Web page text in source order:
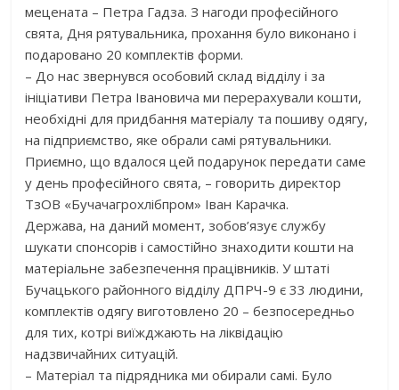
мецената – Петра Гадза. З нагоди професійного
свята, Дня рятувальника, прохання було виконано і
подаровано 20 комплектів форми.
– До нас звернувся особовий склад відділу і за
ініціативи Петра Івановича ми перерахували кошти,
необхідні для придбання матеріалу та пошиву одягу,
на підприємство, яке обрали самі рятувальники.
Приємно, що вдалося цей подарунок передати саме
у день професійного свята, – говорить директор
ТзОВ «Бучачагрохлібпром» Іван Карачка.
Держава, на даний момент, зобов’язує службу
шукати спонсорів і самостійно знаходити кошти на
матеріальне забезпечення працівників. У штаті
Бучацького районного відділу ДПРЧ-9 є 33 людини,
комплектів одягу виготовлено 20 – безпосередньо
для тих, котрі виїжджають на ліквідацію
надзвичайних ситуацій.
– Матеріал та підрядника ми обирали самі. Було